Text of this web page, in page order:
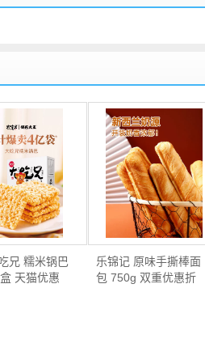
兄 糯米锅巴
天猫优惠
乐锦记 原味手撕棒面
包 750g 双重优惠折